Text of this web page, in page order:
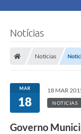
Notícias
Notícias
MAR
18
18 MAR
NOTICIAS
Governo